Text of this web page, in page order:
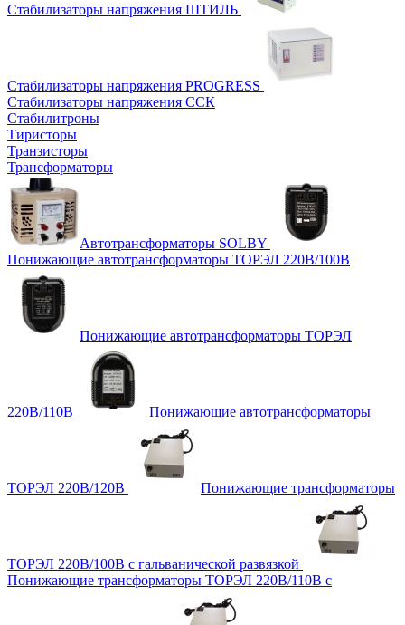
Стабилизаторы напряжения ШТИЛЬ
Стабилизаторы напряжения PROGRESS
Стабилизаторы напряжения ССК
Стабилитроны
Тиристоры
Транзисторы
Трансформаторы
Автотрансформаторы SOLBY
Понижающие автотрансформаторы ТОРЭЛ 220В/100В
Понижающие автотрансформаторы ТОРЭЛ
220В/110В Понижающие автотрансформаторы
ТОРЭЛ 220В/120В Понижающие трансформаторы
ТОРЭЛ 220В/100В с гальванической развязкой
Понижающие трансформаторы ТОРЭЛ 220В/110В с